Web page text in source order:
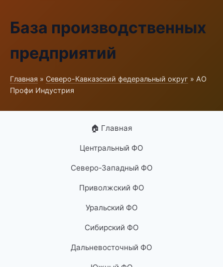
База производственных
предприятий
Главная » Северо-Кавказский федеральный округ » АО
Профи Индустрия
🏠 Главная
Центральный ФО
Северо-Западный ФО
Приволжский ФО
Уральский ФО
Сибирский ФО
Дальневосточный ФО